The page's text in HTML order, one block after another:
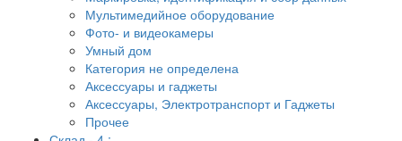
Мультимедийное оборудование
Фото- и видеокамеры
Умный дом
Категория не определена
Аксессуары и гаджеты
Аксессуары, Электротранспорт и Гаджеты
Прочее